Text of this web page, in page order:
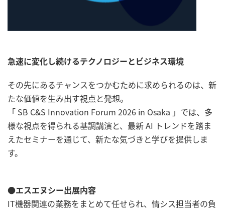
急速に変化し続けるテクノロジーとビジネス環境
その先にあるチャンスをつかむために求められるのは、新
たな価値を生み出す視点と発想。
「 SB C&S Innovation Forum 2026 in Osaka 」では、多
様な視点を得られる基調講演と、 最新 AI トレンドを踏ま
えたセミナーを通じて、新たな気づきと学びを提供しま
す。
●エスエヌシー出展内容
IT機器関連の業務をまとめて任せられ、情シス担当者の負